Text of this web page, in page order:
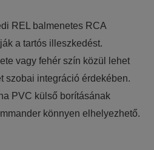
REL balmenetes RCA
a tartós illeszkedést.
vagy fehér szín közül lehet
szobai integráció érdekében.
PVC külső borításának
könnyen elhelyezhető.